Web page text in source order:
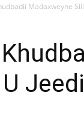
Madaxweyne